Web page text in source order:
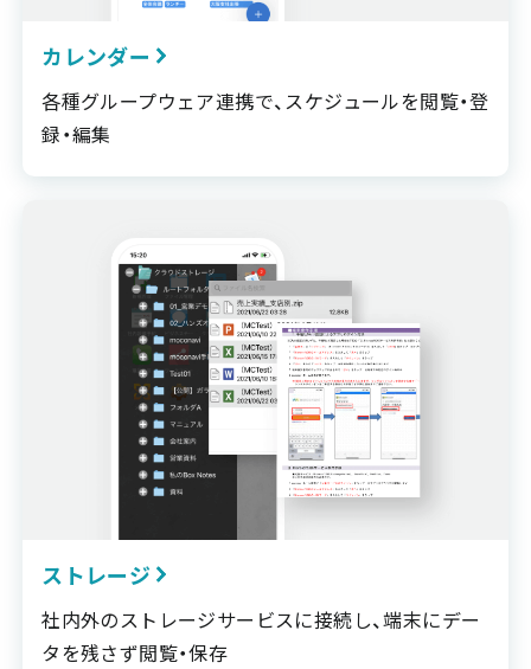
カレンダー
各種グループウェア連携で、スケジュールを閲覧・登
録・編集
ストレージ
社内外のストレージサービスに接続し、端末にデー
タを残さず閲覧・保存